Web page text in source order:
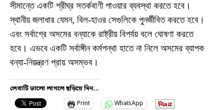
সীমান্তে একটি শ্রীঘ্র সতর্কবাণী পাওয়ার ব্যবস্থা করতে হবে।
স্থানীয় জলাধার যেমন, বিল-হাওর সেগুলিকে পুনর্জীবিত করতে হবে।
এবং সর্বাগ্রে অসমের বন্যাকে রাষ্ট্রীয় বিপর্যয় বলে ঘোষণা করতে
হবে। এভবে একটি সর্বাঙ্গীন কর্মপন্থা হাতে না নিলে অসমের ব্যাপক
বন্যা-নিয়ন্ত্রণ প্রায় অসম্ভব।
লেখাটি ভালো লাগলে ছড়িয়ে দিন...
Print
WhatsApp